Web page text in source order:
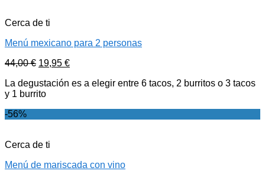
Cerca de ti
Menú mexicano para 2 personas
44,00€ 19,95 €
La degustación es a elegir entre 6 tacos, 2 burritos o 3 tacos
y 1 burrito
-56%
Cerca de ti
Menú de mariscada con vino